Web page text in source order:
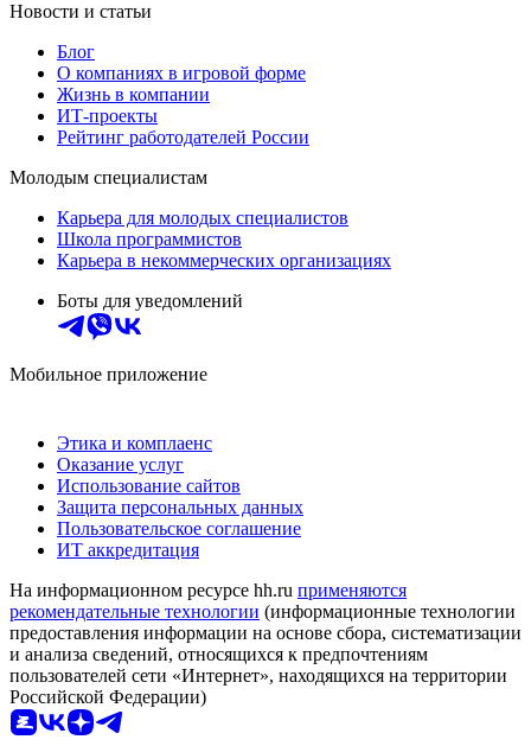
Новости и статьи
Блог
О компаниях в игровой форме
Жизнь в компании
ИТ-проекты
Рейтинг работодателей России
Молодым специалистам
Карьера для молодых специалистов
Школа программистов
Карьера в некоммерческих организациях
Боты для уведомлений
Мобильное приложение
Этика и комплаенс
Оказание услуг
Использование сайтов
Защита персональных данных
Пользовательское соглашение
ИТ аккредитация
На информационном ресурсе hh.ru применяются
рекомендательные технологии (информационные технологии
предоставления информации на основе сбора, систематизации
и анализа сведений, относящихся к предпочтениям
пользователей сети «Интернет», находящихся на территории
Российской Федерации)